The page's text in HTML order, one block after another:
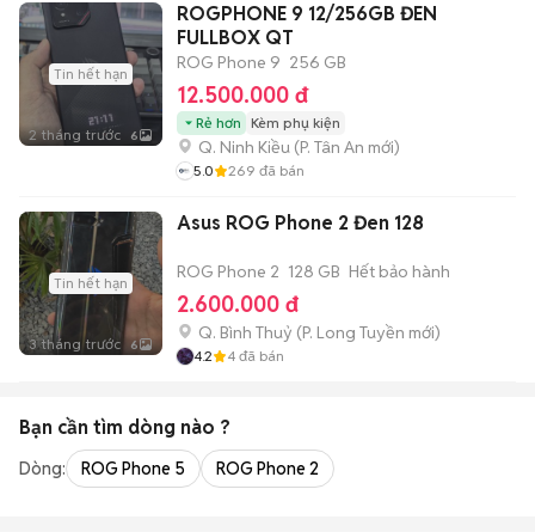
Tin hết hạn
2 tháng trước 6
ROGPHONE 9 12/256GB ĐEN
FULLBOX QT
ROG Phone 9 256 GB
12.500.000 đ
Rẻ hơn Kèm phụ kiện
Q. Ninh Kiều (P. Tân An mới)
5.0 269 đã bán
Tin hết hạn
3 tháng trước 6
Asus ROG Phone 2 Đen 128
ROG Phone 2 128 GB Hết bảo hành
2.600.000 đ
Q. Bình Thuỷ (P. Long Tuyền mới)
4.2 4 đã bán
Bạn cần tìm dòng nào ?
Dòng: ROG Phone 5 ROG Phone 2